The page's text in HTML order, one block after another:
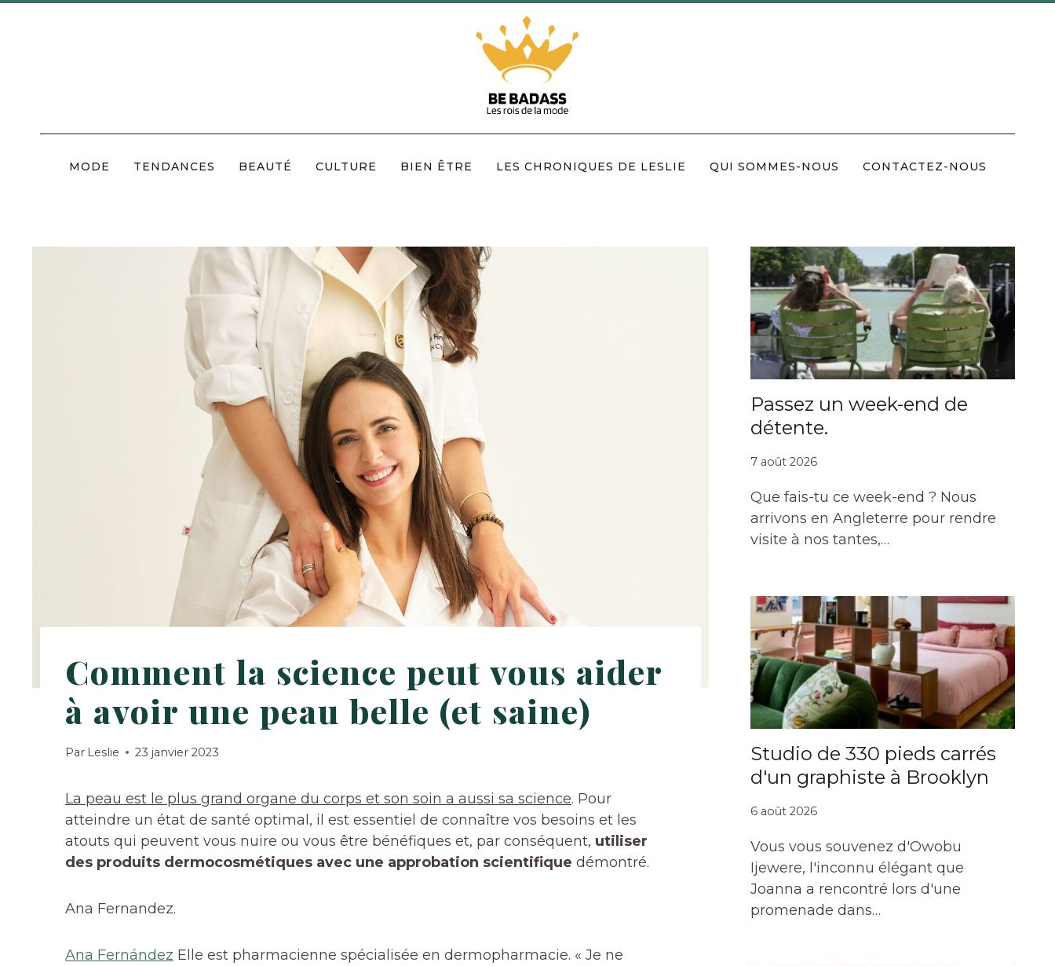
MODE TENDANCES BEAUTÉ CULTURE BIEN ÊTRE LES CHRONIQUES DE LESLIE QUI SOMMES-NOUS CONTACTEZ-NOUS
Comment la science peut vous aider
à avoir une peau belle (et saine)
Par Leslie 23 janvier 2023
La peau est le plus grand organe du corps et son soin a aussi sa science. Pour
atteindre un état de santé optimal, il est essentiel de connaître vos besoins et les
atouts qui peuvent vous nuire ou vous être bénéfiques et, par conséquent, utiliser
des produits dermocosmétiques avec une approbation scientifique démontré.
Ana Fernandez.
Ana Fernández Elle est pharmacienne spécialisée en dermopharmacie. « Je ne
Passez un week-end de
détente.
7 août 2026
Que fais-tu ce week-end ? Nous
arrivons en Angleterre pour rendre
visite à nos tantes,…
Studio de 330 pieds carrés
d'un graphiste à Brooklyn
6 août 2026
Vous vous souvenez d'Owobu
Ijewere, l'inconnu élégant que
Joanna a rencontré lors d'une
promenade dans…